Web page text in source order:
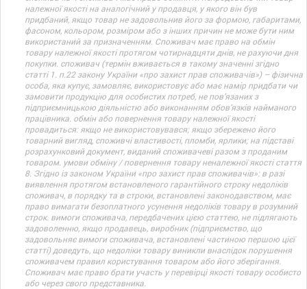
належної якості на аналогічний у продавця, у якого він був
придбаний, якщо товар не задовольнив його за формою, габаритами,
фасоном, кольором, розміром або з інших причин не може бути ним
використаний за призначенням. Споживач має право на обмін
товару належної якості протягом чотирнадцяти днів, не рахуючи дня
покупки. споживач (термін вживається в такому значенні згідно
статті 1. п.22 закону України «про захист прав споживачів») – фізична
особа, яка купує, замовляє, використовує або має намір придбати чи
замовити продукцію для особистих потреб, не пов’язаних з
підприємницькою діяльністю або виконанням обов’язків найманого
працівника. обмін або повернення товару належної якості
провадиться: якщо не використовувався; якщо збережено його
товарний вигляд, споживчі властивості, пломби, ярлики; на підставі
розрахунковий документ, виданий споживачеві разом з проданим
товаром. умови обміну / повернення товару неналежної якості стаття
8. Згідно із законом України «про захист прав споживачів»: в разі
виявлення протягом встановленого гарантійного строку недоліків
споживач, в порядку та в строки, встановлені законодавством, має
право вимагати безоплатного усунення недоліків товару в розумний
строк. вимоги споживача, передбачених цією статтею, не підлягають
задоволенню, якщо продавець, виробник (підприємство, що
задовольняє вимоги споживача, встановлені частиною першою цієї
статті) доведуть, що недоліки товару виникли внаслідок порушення
споживачем правил користування товаром або його зберігання.
Споживач має право брати участь у перевірці якості товару особисто
або через свого представника.